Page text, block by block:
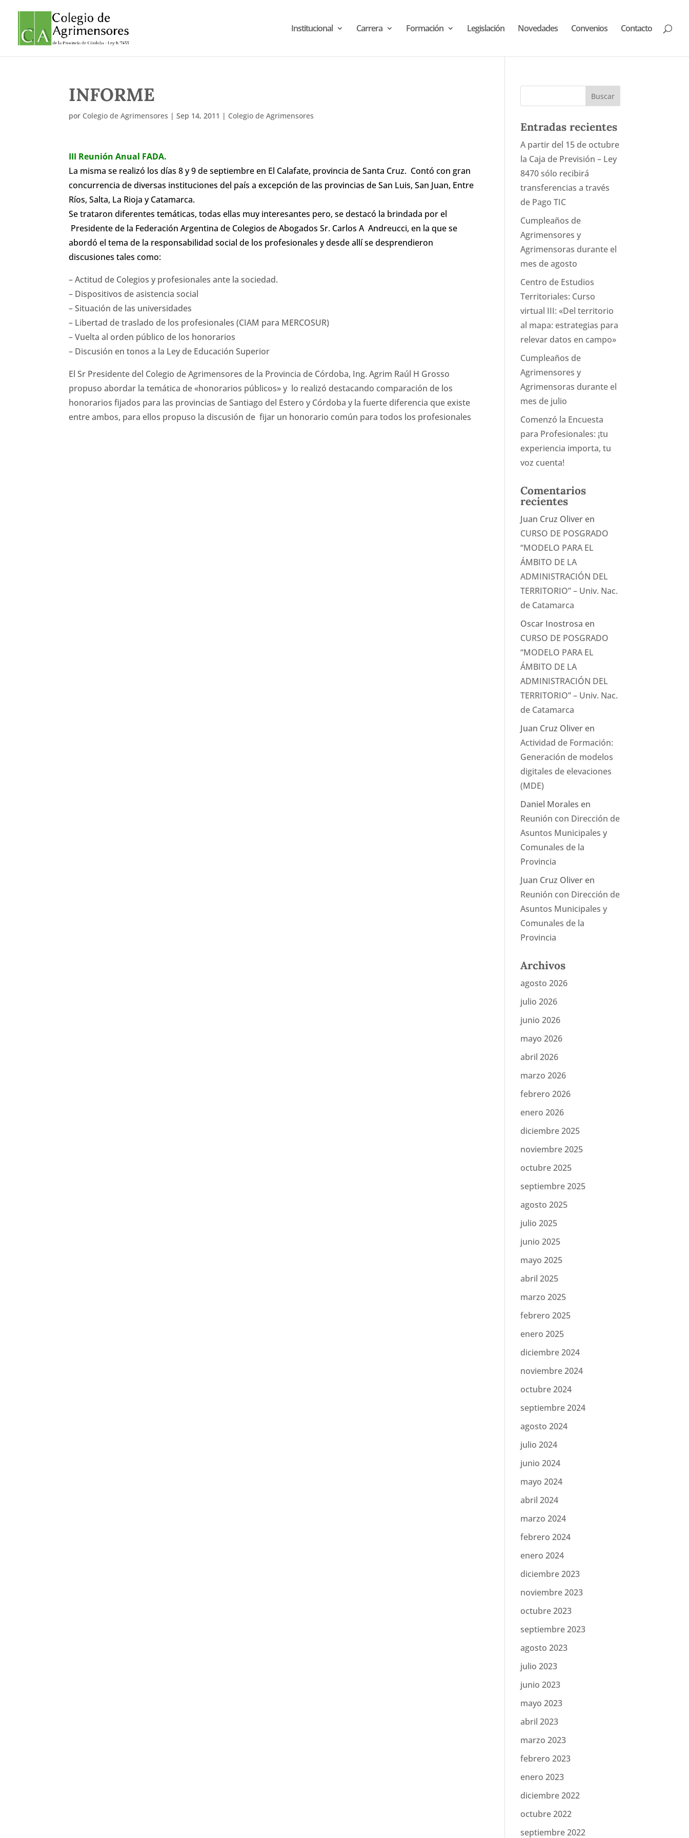
Institucional Carrera Formación Legislación Novedades Convenios Contacto
INFORME
por Colegio de Agrimensores |Sep 14, 2011 | Colegio de Agrimensores
III Reunión Anual FADA.
La misma se realizó los días 8 y 9 de septiembre en El Calafate, provincia de Santa Cruz. Contó con gran
concurrencia de diversas instituciones del país a excepción de las provincias de San Luis, San Juan, Entre
Ríos, Salta, La Rioja y Catamarca.
Se trataron diferentes temáticas, todas ellas muy interesantes pero, se destacó la brindada por el
Presidente de la Federación Argentina de Colegios de Abogados Sr. Carlos A Andreucci, en la que se
abordó el tema de la responsabilidad social de los profesionales y desde allí se desprendieron
discusiones tales como:
– Actitud de Colegios y profesionales ante la sociedad.
– Dispositivos de asistencia social
– Situación de las universidades
– Libertad de traslado de los profesionales (CIAM para MERCOSUR)
– Vuelta al orden público de los honorarios
– Discusión en tonos a la Ley de Educación Superior
El Sr Presidente del Colegio de Agrimensores de la Provincia de Córdoba, Ing. Agrim Raúl H Grosso
propuso abordar la temática de «honorarios públicos» y lo realizó destacando comparación de los
honorarios fijados para las provincias de Santiago del Estero y Córdoba y la fuerte diferencia que existe
entre ambos, para ellos propuso la discusión de fijar un honorario común para todos los profesionales
Entradas recientes
A partir del 15 de octubre
la Caja de Previsión – Ley
8470 sólo recibirá
transferencias a través
de Pago TIC
Cumpleaños de
Agrimensores y
Agrimensoras durante el
mes de agosto
Centro de Estudios
Territoriales: Curso
virtual III: «Del territorio
al mapa: estrategias para
relevar datos en campo»
Cumpleaños de
Agrimensores y
Agrimensoras durante el
mes de julio
Comenzó la Encuesta
para Profesionales: ¡tu
experiencia importa, tu
voz cuenta!
Comentarios
recientes
Juan Cruz Oliver en
CURSO DE POSGRADO
“MODELO PARA EL
ÁMBITO DE LA
ADMINISTRACIÓN DEL
TERRITORIO” – Univ. Nac.
de Catamarca
Oscar Inostrosa en
CURSO DE POSGRADO
“MODELO PARA EL
ÁMBITO DE LA
ADMINISTRACIÓN DEL
TERRITORIO” – Univ. Nac.
de Catamarca
Juan Cruz Oliver en
Actividad de Formación:
Generación de modelos
digitales de elevaciones
(MDE)
Daniel Morales en
Reunión con Dirección de
Asuntos Municipales y
Comunales de la
Provincia
Juan Cruz Oliver en
Reunión con Dirección de
Asuntos Municipales y
Comunales de la
Provincia
Archivos
agosto 2026
julio 2026
junio 2026
mayo 2026
abril 2026
marzo 2026
febrero 2026
enero 2026
diciembre 2025
noviembre 2025
octubre 2025
septiembre 2025
agosto 2025
julio 2025
junio 2025
mayo 2025
abril 2025
marzo 2025
febrero 2025
enero 2025
diciembre 2024
noviembre 2024
octubre 2024
septiembre 2024
agosto 2024
julio 2024
junio 2024
mayo 2024
abril 2024
marzo 2024
febrero 2024
enero 2024
diciembre 2023
noviembre 2023
octubre 2023
septiembre 2023
agosto 2023
julio 2023
junio 2023
mayo 2023
abril 2023
marzo 2023
febrero 2023
enero 2023
diciembre 2022
octubre 2022
septiembre 2022